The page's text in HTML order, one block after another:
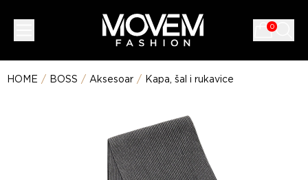
0
HOME / BOSS / Aksesoar / Kapa, šal i rukavice